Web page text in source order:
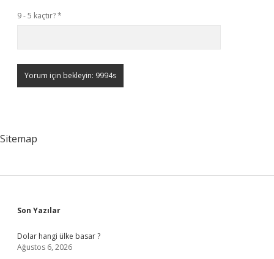
9 - 5 kaçtır?*
Sitemap
Sidebar
Son Yazılar
Dolar hangi ülke basar ?
Ağustos 6, 2026